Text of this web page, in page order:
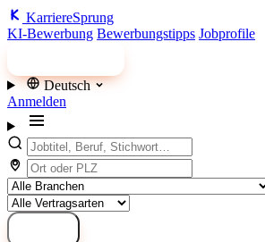
KarriereSprung
KI-Bewerbung Bewerbungstipps Jobprofile
Deutsch
Anmelden